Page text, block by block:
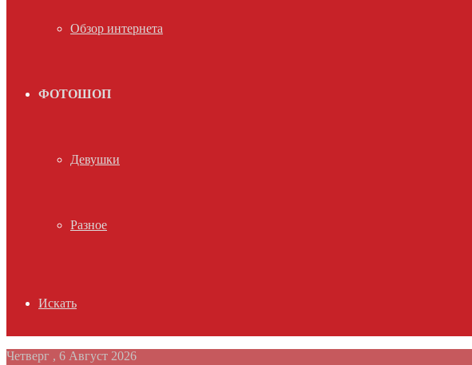
Обзор интернета
ФОТОШОП
Девушки
Разное
Искать
Четверг , 6 Август 2026